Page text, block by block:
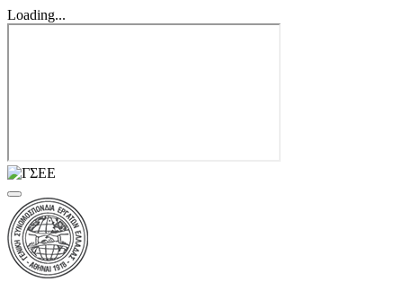
Loading...